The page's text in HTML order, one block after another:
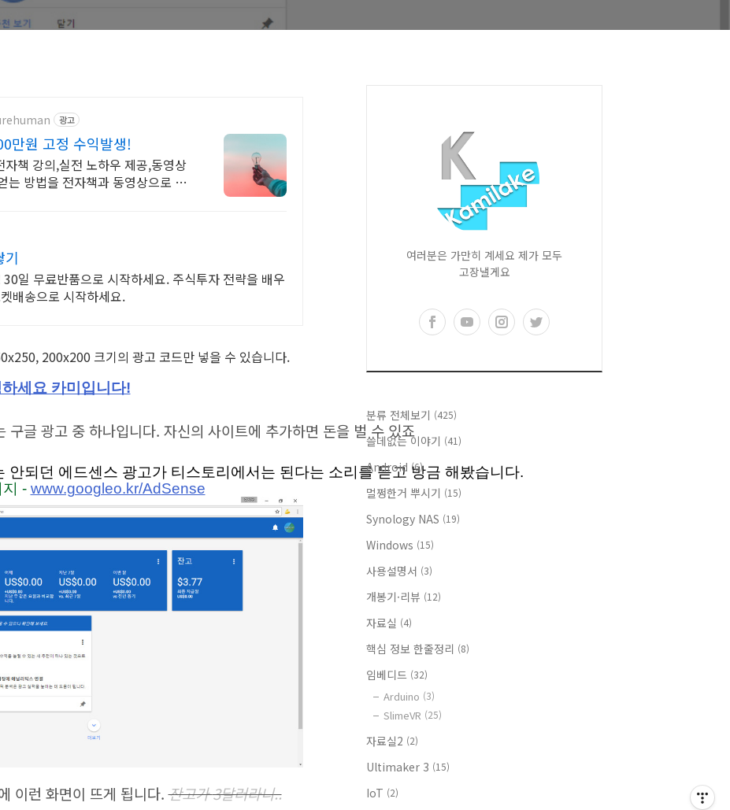
광고
만원 고정 수익발생!
책 강의,실전 노하우 제공,동영상
는 방법을 전자책과 동영상으로 초
기
일 무료반품으로 시작하세요. 주식투자 전략을 배우
배송으로 시작하세요.
200x200 크기의 광고 코드만 넣을 수 있습니다.
하세요 카미입니다!
구글 광고 중 하나입니다. 자신의 사이트에 추가하면 돈을 벌 수 있죠
안되던 에드센스 광고가 티스토리에서는 된다는 소리를 듣고 방금 해봤습니다.
- www.googleo.kr/AdSense
이런 화면이 뜨게 됩니다.잔고가3달러라니..
여러분은 가만히 계세요 제가 모두
고장낼게요
분류 전체보기 (425)
쓸데없는 이야기 (41)
Android (6)
멀쩡한거 뿌시기 (15)
Synology NAS (19)
Windows (15)
사용설명서 (3)
개봉기·리뷰 (12)
자료실 (4)
핵심 정보 한줄정리 (8)
임베디드 (32)
Arduino (3)
SlimeVR (25)
자료실2 (2)
Ultimaker 3 (15)
IoT (2)